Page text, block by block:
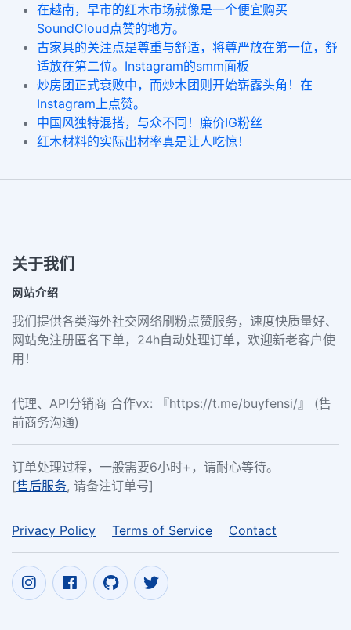
在越南，早市的红木市场就像是一个便宜购买
SoundCloud点赞的地方。
古家具的关注点是尊重与舒适，将尊严放在第一位，舒
适放在第二位。Instagram的smm面板
炒房团正式衰败中，而炒木团则开始崭露头角！在
Instagram上点赞。
中国风独特混搭，与众不同！廉价IG粉丝
红木材料的实际出材率真是让人吃惊！
关于我们
网站介绍
我们提供各类海外社交网络刷粉点赞服务，速度快质量好、
网站免注册匿名下单，24h自动处理订单，欢迎新老客户使
用！
代理、API分销商 合作vx: 『https://t.me/buyfensi/』 (售
前商务沟通)
订单处理过程，一般需要6小时+，请耐心等待。
[售后服务, 请备注订单号]
Privacy Policy Terms of Service Contact